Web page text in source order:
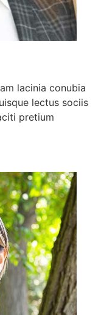
lacinia conubia
lectus sociis
pretium